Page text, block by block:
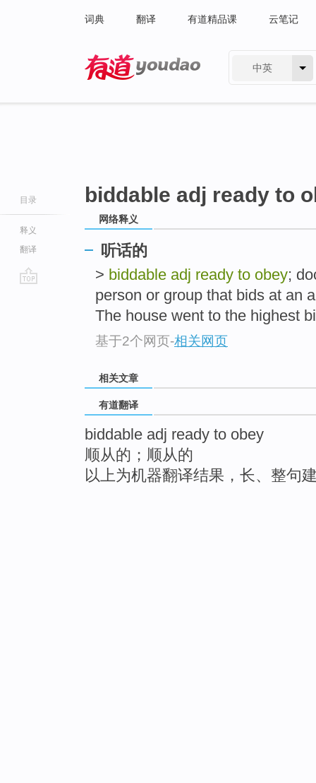
词典 翻译 有道精品课 云笔记
中英
目录
释义
翻译
biddable adj ready to
网络释义
听话的
> biddable adj ready to obey;
person or group that bids at an
The house went to the highest
基于2个网页-相关网页
相关文章
有道翻译
biddable adj ready to obey
顺从的；顺从的
以上为机器翻译结果，长、整句